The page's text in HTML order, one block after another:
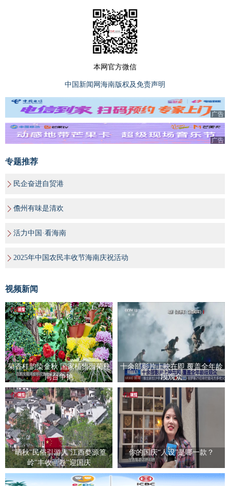
本网官方微信
中国新闻网海南版权及免责声明
广告
广告
专题推荐
民企奋进自贸港
儋州有味是清欢
活力中国·看海南
2025年中国农民丰收节海南庆祝活动
视频新闻
菊香桂韵染金秋 国家植物园菊桂
同台争艳
十余部影片上映在即 覆盖全年龄
段观众
"晒秋"民俗引游人 江西婺源篁
岭"丰收画卷"迎国庆
你的国庆“人设”是哪一款？